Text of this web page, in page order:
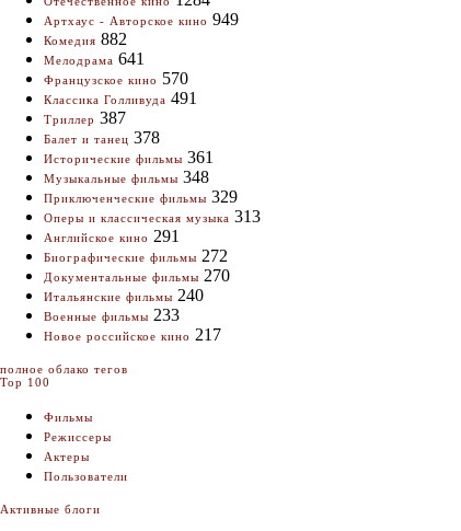
Артхаус - Авторское кино 949
Комедия 882
Мелодрама 641
Французское кино 570
Классика Голливуда 491
Триллер 387
Балет и танец 378
Исторические фильмы 361
Музыкальные фильмы 348
Приключенческие фильмы 329
Оперы и классическая музыка 313
Английское кино 291
Биографические фильмы 272
Документальные фильмы 270
Итальянские фильмы 240
Военные фильмы 233
Новое российское кино 217
полное облако тегов
Top 100
Фильмы
Режиссеры
Актеры
Пользователи
Активные блоги